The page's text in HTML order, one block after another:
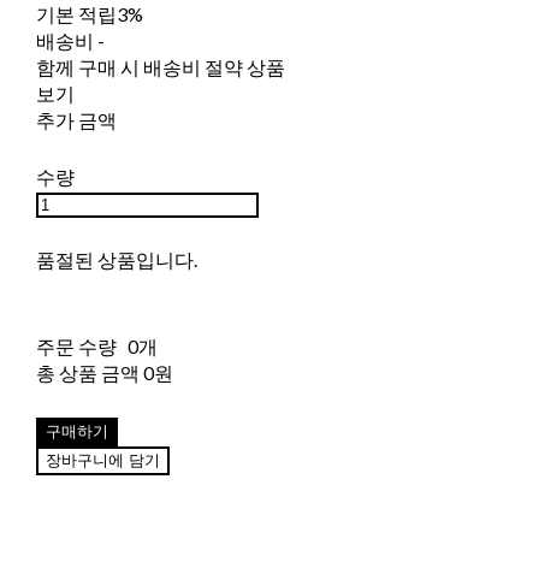
기본 적립3%
배송비 -
함께 구매 시 배송비 절약 상품
보기
추가 금액
수량
품절된 상품입니다.
주문 수량 0개
총 상품 금액 0원
구매하기
장바구니에 담기